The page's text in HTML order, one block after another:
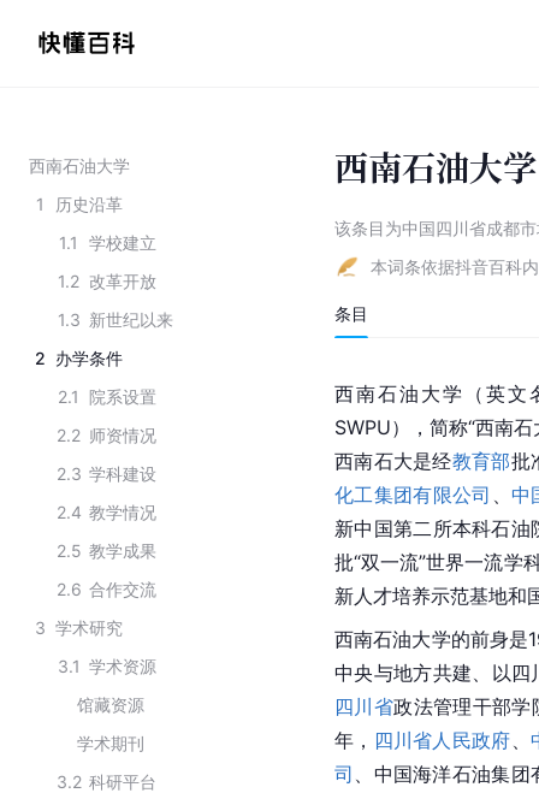
西南石油大学
1
历史沿革
1.1
学校建立
1.2 改革开放
1.3 新世纪以来
2 办学条件
2.1 院系设置
2.2 师资情况
2.3 学科建设
2.4 教学情况
2.5 教学成果
2.6 合作交流
3 学术研究
3.1 学术资源
馆藏资源
学术期刊
3.2 科研平台
西南石油大学
该条目为中国四川省成都
本词条依据抖音百科
条目
西南石油大学（英文
SWPU），简称“西南
西南石大是经教育部批
化工集团有限公司
中
新中国第二所本科石
批“双一流”世界一流学
新人才培养示范基地和
西南石油大学的前身是
中央与地方共建、以
四川省政法管理干部
年， 四川省人民政府
司
、中国海洋石油集